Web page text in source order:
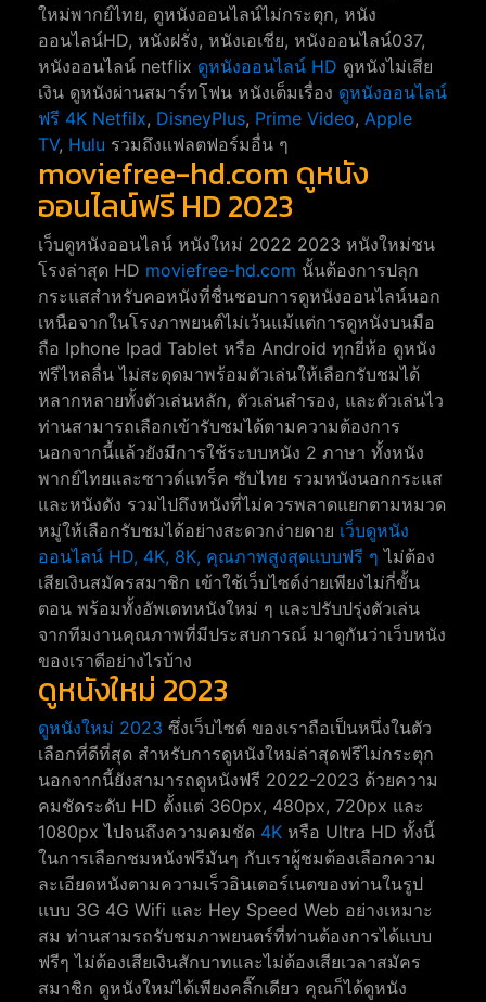
ใหม่พากย์ไทย, ดูหนังออนไลน์ไม่กระตุก, หนัง
ออนไลน์HD, หนังฝรั่ง, หนังเอเชีย, หนังออนไลน์037,
หนังออนไลน์ netflix ดูหนังออนไลน์ HD ดูหนังไม่เสีย
เงิน ดูหนังผ่านสมาร์ทโฟน หนังเต็มเรื่อง ดูหนังออนไลน์
ฟรี 4K Netfilx, DisneyPlus, Prime Video, Apple
TV, Hulu รวมถึงแฟลตฟอร์มอื่น ๆ
moviefree-hd.com ดูหนัง
ออนไลน์ฟรี HD 2023
เว็บดูหนังออนไลน์ หนังใหม่ 2022 2023 หนังใหม่ชน
โรงล่าสุด HD moviefree-hd.com นั้นต้องการปลุก
กระแสสำหรับคอหนังที่ชื่นชอบการดูหนังออนไลน์นอก
เหนือจากในโรงภาพยนต์ไม่เว้นแม้แต่การดูหนังบนมือ
ถือ Iphone Ipad Tablet หรือ Android ทุกยี่ห้อ ดูหนัง
ฟรีไหลลื่น ไม่สะดุดมาพร้อมตัวเล่นให้เลือกรับชมได้
หลากหลายทั้งตัวเล่นหลัก, ตัวเล่นสำรอง, และตัวเล่นไว
ท่านสามารถเลือกเข้ารับชมได้ตามความต้องการ
นอกจากนี้แล้วยังมีการใช้ระบบหนัง 2 ภาษา ทั้งหนัง
พากย์ไทยและซาวด์แทร็ค ซับไทย รวมหนังนอกกระแส
และหนังดัง รวมไปถึงหนังที่ไม่ควรพลาดแยกตามหมวด
หมู่ให้เลือกรับชมได้อย่างสะดวกง่ายดาย เว็บดูหนัง
ออนไลน์ HD, 4K, 8K, คุณภาพสูงสุดแบบฟรี ๆ ไม่ต้อง
เสียเงินสมัครสมาชิก เข้าใช้เว็บไซต์ง่ายเพียงไม่กี่ขั้น
ตอน พร้อมทั้งอัพเดทหนังใหม่ ๆ และปรับปรุ่งตัวเล่น
จากทีมงานคุณภาพที่มีประสบการณ์ มาดูกันว่าเว็บหนัง
ของเราดีอย่างไรบ้าง
ดูหนังใหม่ 2023
ดูหนังใหม่ 2023 ซึ่งเว็บไซต์ ของเราถือเป็นหนึ่งในตัว
เลือกที่ดีที่สุด สำหรับการดูหนังใหม่ล่าสุดฟรีไม่กระตุก
นอกจากนี้ยังสามารถดูหนังฟรี 2022-2023 ด้วยความ
คมชัดระดับ HD ตั้งแต่ 360px, 480px, 720px และ
1080px ไปจนถึงความคมชัด 4K หรือ Ultra HD ทั้งนี้
ในการเลือกชมหนังฟรีมันๆ กับเราผู้ชมต้องเลือกความ
ละเอียดหนังตามความเร็วอินเตอร์เนตของท่านในรูป
แบบ 3G 4G Wifi และ Hey Speed Web อย่างเหมาะ
สม ท่านสามรถรับชมภาพยนตร์ที่ท่านต้องการได้แบบ
ฟรีๆ ไม่ต้องเสียเงินสักบาทและไม่ต้องเสียเวลาสมัคร
สมาชิก ดูหนังใหม่ได้เพียงคลิ๊กเดียว คุณก็ได้ดูหนัง